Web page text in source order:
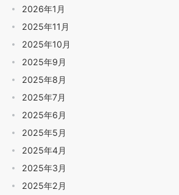
2026年1月
2025年11月
2025年10月
2025年9月
2025年8月
2025年7月
2025年6月
2025年5月
2025年4月
2025年3月
2025年2月